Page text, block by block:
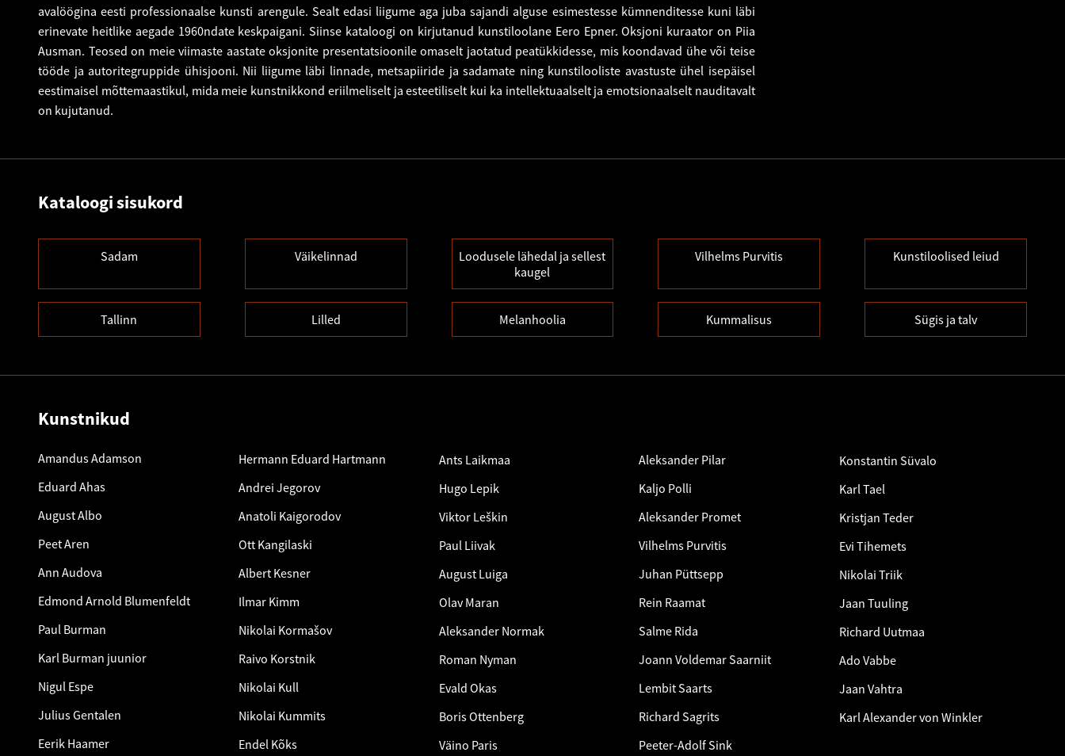
avalöögina eesti professionaalse kunsti arengule. Sealt edasi liigume aga juba sajandi alguse esimestesse kümnenditesse kuni läbi
erinevate heitlike aegade 1960ndate keskpaigani. Siinse kataloogi on kirjutanud kunstiloolane Eero Epner. Oksjoni kuraator on Piia
Ausman. Teosed on meie viimaste aastate oksjonite presentatsioonile omaselt jaotatud peatükkidesse, mis koondavad ühe või teise
tööde ja autoritegruppide ühisjooni. Nii liigume läbi linnade, metsapiiride ja sadamate ning kunstilooliste avastuste ühel isepäisel
eestimaisel mõttemaastikul, mida meie kunstnikkond eriilmeliselt ja esteetiliselt kui ka intellektuaalselt ja emotsionaalselt nauditavalt
on kujutanud.
Kataloogi sisukord
Sadam Väikelinnad
Loodusele lähedal ja sellest
kaugel
Vilhelms Purvitis Kunstiloolised leiud
Tallinn Lilled Melanhoolia Kummalisus Sügis ja talv
Kunstnikud
Amandus Adamson
Eduard Ahas
August Albo
Peet Aren
Ann Audova
Edmond Arnold Blumenfeldt
Paul Burman
Karl Burman juunior
Nigul Espe
Julius Gentalen
Eerik Haamer
Hermann Eduard Hartmann
Andrei Jegorov
Anatoli Kaigorodov
Ott Kangilaski
Albert Kesner
Ilmar Kimm
Nikolai Kormašov
Raivo Korstnik
Nikolai Kull
Nikolai Kummits
Endel Kõks
Ants Laikmaa
Hugo Lepik
Viktor Leškin
Paul Liivak
August Luiga
Olav Maran
Aleksander Normak
Roman Nyman
Evald Okas
Boris Ottenberg
Väino Paris
Aleksander Pilar
Kaljo Polli
Aleksander Promet
Vilhelms Purvitis
Juhan Püttsepp
Rein Raamat
Salme Rida
Joann Voldemar Saarniit
Lembit Saarts
Richard Sagrits
Peeter-Adolf Sink
Konstantin Süvalo
Karl Tael
Kristjan Teder
Evi Tihemets
Nikolai Triik
Jaan Tuuling
Richard Uutmaa
Ado Vabbe
Jaan Vahtra
Karl Alexander von Winkler